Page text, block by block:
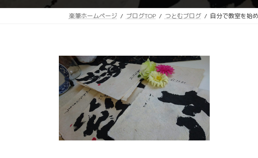
楽筆ホームページ ブログTOP つとむブログ 自分で教室を始